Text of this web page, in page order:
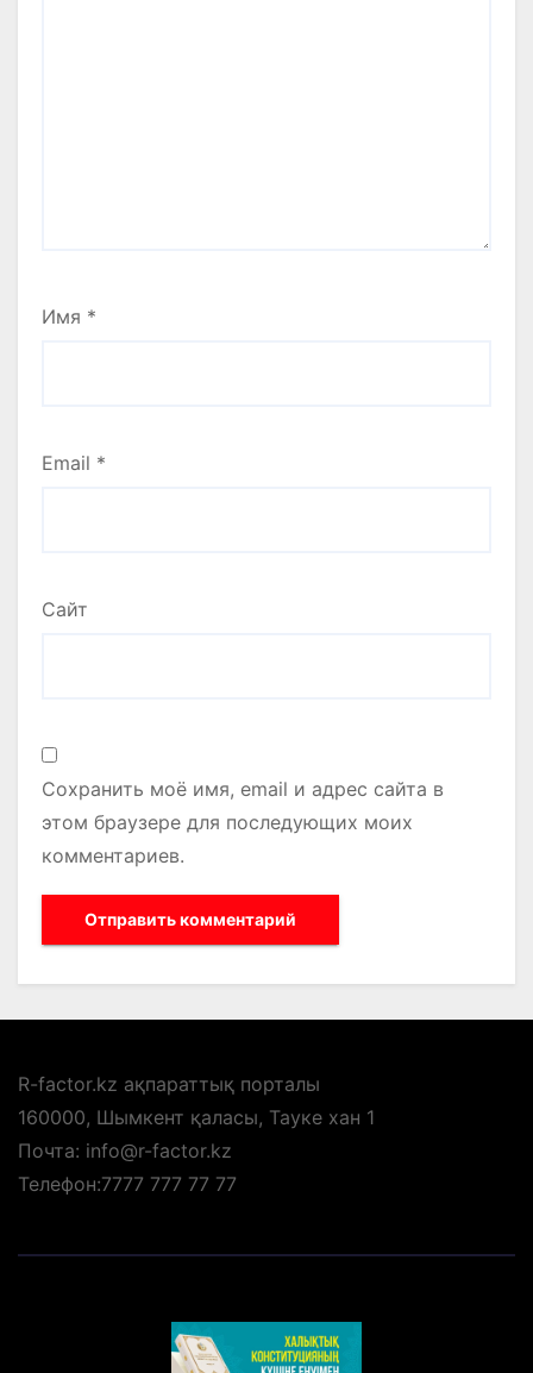
Имя *
Email *
Сайт
Сохранить моё имя, email и адрес сайта в
этом браузере для последующих моих
комментариев.
R-factor.kz ақпараттық порталы
160000, Шымкент қаласы, Тауке хан 1
Почта: info@r-factor.kz
Телефон:7777 777 77 77